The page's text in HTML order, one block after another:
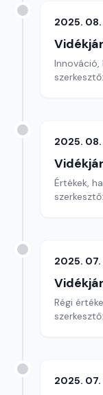
2025.
2025.
Értékek,
2025. 07.
Régi
2025. 07.